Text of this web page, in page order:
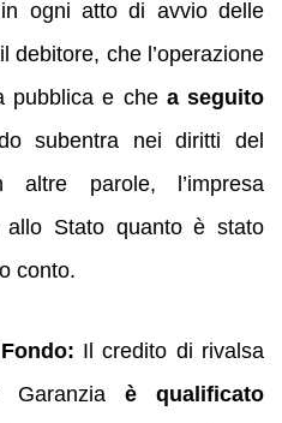
ogni atto di avvio delle
debitore, che l’operazione
pubblica e che a seguito
subentra nei diritti del
altre parole, l’impresa
allo Stato quanto è stato
conto.
Il credito di rivalsa
Garanzia è qualificato